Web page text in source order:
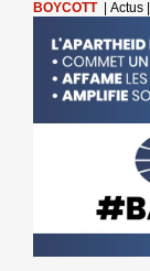
BOYCOTT |Actus